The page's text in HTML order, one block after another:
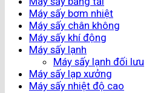
Máy sấy bơm nhiệt
Máy sấy chân không
Máy sấy khí động
Máy sấy lạnh
Máy sấy lạnh đối lưu
Máy sấy lạp xưởng
Máy sấy nhiệt độ cao